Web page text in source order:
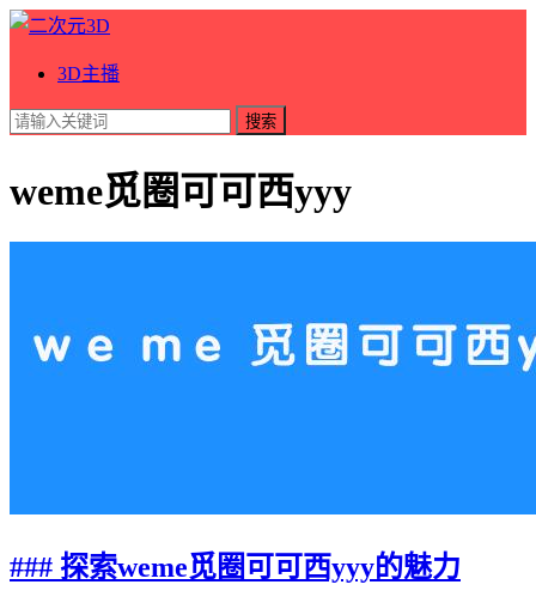
3D主播
搜索
weme觅圈可可西yyy
### 探索weme觅圈可可西yyy的魅力